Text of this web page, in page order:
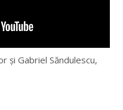
şi Gabriel Săndulescu,